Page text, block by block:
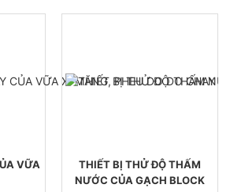
VỮA
THIẾT BỊ THỬ ĐỘ THẤM
NƯỚC CỦA GẠCH BLOCK